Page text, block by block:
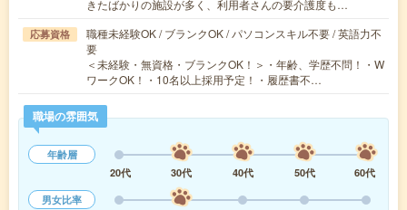
きたばかりの施設が多く、利用者さんの要介護度も…
応募資格
職種未経験OK / ブランクOK / パソコンスキル不要 / 英語力不
要
＜未経験・無資格・ブランクOK！＞・年齢、学歴不問！・W
ワークOK！・10名以上採用予定！・履歴書不…
職場の雰囲気
年齢層
20代
30代 40代 50代
60代
男女比率